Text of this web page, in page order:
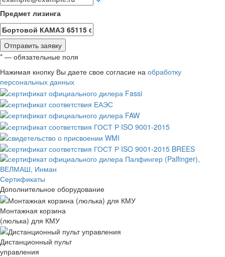
Предмет лизинга
Отправить заявку
* — обязательные поля
Нажимая кнопку Вы даете свое согласие на обработку
персональных данных
Сертификаты
Дополнительное оборудование
Монтажная корзина
(люлька) для КМУ
Дистанционный пульт
управления